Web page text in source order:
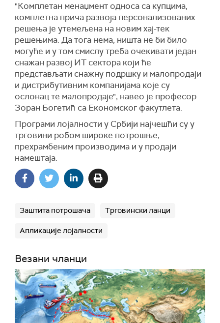
"Комплетан менаџмент односа са купцима,
комплетна прича развоја персонализованих
решења је утемељена на новим хај-тек
решењима. Да тога нема, ништа не би било
могуће и у том смислу треба очекивати један
снажан развој ИТ сектора који ће
представљати снажну подршку и малопродаји
и дистрибутивним компанијама које су
ослонац те малопродаје", навео је професор
Зоран Богетић са Економског факутлета.
Програми лојалности у Србији најчешћи су у
трговини робом широке потрошње,
прехрамбеним производима и у продаји
намештаја.
Заштита потрошача Трговински ланци
Апликације лојалности
Везани чланци